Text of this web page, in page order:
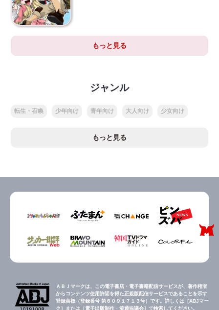
もっと見る
ジャンル
転生・召喚 少年向け 青年向け 大人向け 少女向け
もっと見る
ＡＢＪマークは、この電子書店・電子書籍配信サービスが、著作権者
からコンテンツ使用許諾を得た正規版配信サービスであることを示す
登録商標（登録番号 第６０９１７１３号）です。詳しくは［ABJマー
ク］または［電子出版制作・流通協議会］で検索してください。